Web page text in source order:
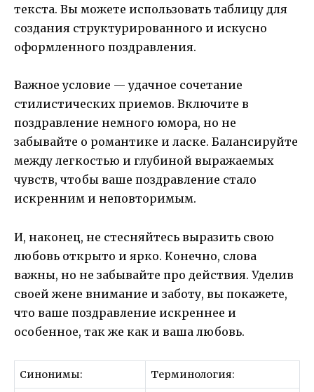
текста. Вы можете использовать таблицу для
создания структурированного и искусно
оформленного поздравления.
Важное условие — удачное сочетание
стилистических приемов. Включите в
поздравление немного юмора, но не
забывайте о романтике и ласке. Балансируйте
между легкостью и глубиной выражаемых
чувств, чтобы ваше поздравление стало
искренним и неповторимым.
И, наконец, не стесняйтесь выразить свою
любовь открыто и ярко. Конечно, слова
важны, но не забывайте про действия. Уделив
своей жене внимание и заботу, вы покажете,
что ваше поздравление искреннее и
особенное, так же как и ваша любовь.
Синонимы: Терминология: